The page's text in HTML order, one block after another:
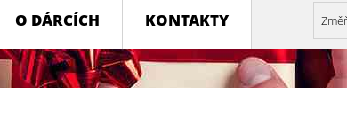
O DÁRCÍCH KONTAKTY